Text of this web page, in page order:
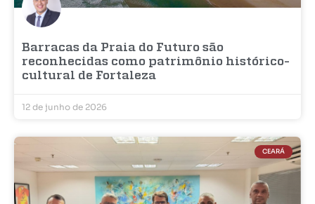
Barracas da Praia do Futuro são
reconhecidas como patrimônio histórico-
cultural de Fortaleza
12 de junho de 2026
CEARÁ